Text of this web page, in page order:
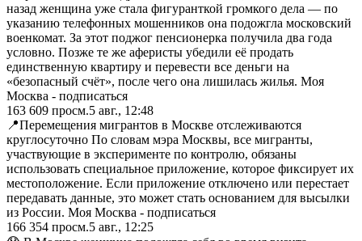
назад женщина уже стала фигуранткой громкого дела — по
указанию телефонных мошенников она подожгла московский
военкомат. За этот поджог пенсионерка получила два года
условно. Позже те же аферисты убедили её продать
единственную квартиру и перевести все деньги на
«безопасный счёт», после чего она лишилась жилья. Моя
Москва - подписаться
163 609 просм.5 авг., 12:48
📍Перемещения мигрантов в Москве отслеживаются
круглосуточно По словам мэра Москвы, все мигранты,
участвующие в эксперименте по контролю, обязаны
использовать специальное приложение, которое фиксирует их
местоположение. Если приложение отключено или перестает
передавать данные, это может стать основанием для высылки
из России. Моя Москва - подписаться
166 354 просм.5 авг., 12:25